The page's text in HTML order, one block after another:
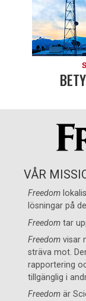
VÅR
Freedom
lösningar på
Freedom tar
Freedom visar
sträva mot.
rapportering
tillgänglig i
Freedom är